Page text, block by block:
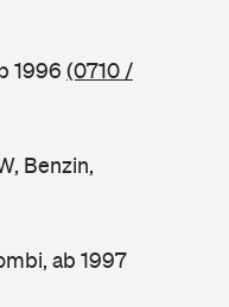
1996 (0710 /
Benzin,
ab 1997